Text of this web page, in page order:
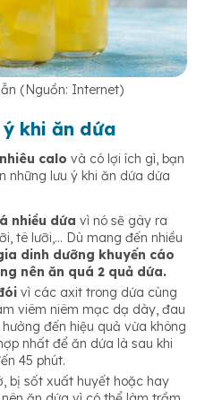
(Nguồn: Internet)
khi ăn dứa
calo và có lợi ích gì, bạn
những lưu ý khi ăn dứa dứa
nhiều dứa vì nó sẽ gây ra
tê lưỡi,… Dù mang đến nhiều
dinh dưỡng khuyến cáo
nên ăn quá 2 quả dứa.
vì các axit trong dứa cùng
viêm niêm mạc dạ dày, đau
đến hiệu quả vừa không
nhất để ăn dứa là sau khi
45 phút.
bị sốt xuất huyết hoặc hay